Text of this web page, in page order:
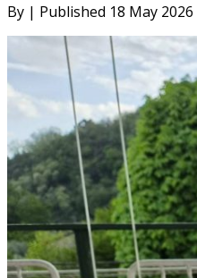
By | Published 18 May 2026